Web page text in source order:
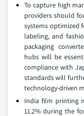
To capture high
providers should
systems optimized
labeling, and
packaging
hubs will be
compliance with
standards will
technology-driven
India film printing
11.2% during the